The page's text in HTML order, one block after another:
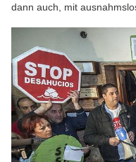
dann auch, mit